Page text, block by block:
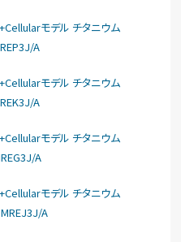
モデル チタニウム
A
モデル チタニウム
A
モデル チタニウム
A
モデル チタニウム
A